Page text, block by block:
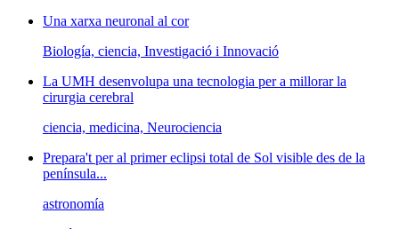
Una xarxa neuronal al cor
Biología, ciencia, Investigació i Innovació
La UMH desenvolupa una tecnologia per a millorar la
cirurgia cerebral
ciencia, medicina, Neurociencia
Prepara't per al primer eclipsi total de Sol visible des de la
península...
astronomía